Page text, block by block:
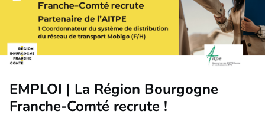
EMPLOI | La Région Bourgogne
Franche-Comté recrute !